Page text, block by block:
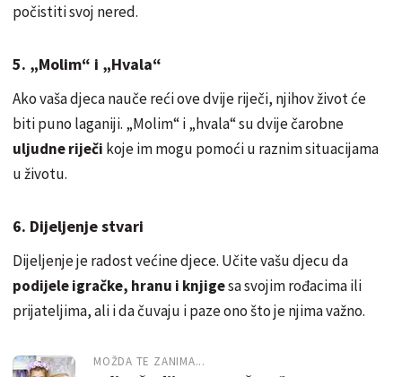
počistiti svoj nered.
5. „Molim“ i „Hvala“
Ako vaša djeca nauče reći ove dvije riječi, njihov život će
biti puno laganiji. „Molim“ i „hvala“ su dvije čarobne
uljudne riječi koje im mogu pomoći u raznim situacijama
u životu.
6. Dijeljenje stvari
Dijeljenje je radost većine djece. Učite vašu djecu da
podijele igračke, hranu i knjigesa svojim rođacima ili
prijateljima, ali i da čuvaju i paze ono što je njima važno.
MOŽDA TE ZANIMA...